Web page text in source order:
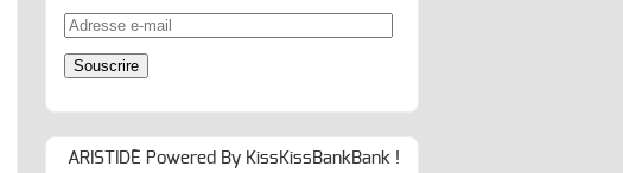
Adresse
e-
mail
Souscrire
ARISTIDE Powered By KissKissBankBank !